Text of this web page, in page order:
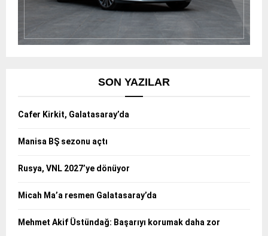
SON YAZILAR
Cafer Kirkit, Galatasaray’da
Manisa BŞ sezonu açtı
Rusya, VNL 2027’ye dönüyor
Micah Ma’a resmen Galatasaray’da
Mehmet Akif Üstündağ: Başarıyı korumak daha zor